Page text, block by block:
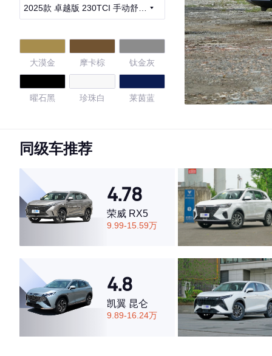
2025款 卓越版 230TCI 手动舒适
大漠金 摩卡棕 钛金灰
曜石黑 珍珠白 莱茵蓝
4.74
·外观表现一般，低于54%同级车
·空间表现较为优秀，优于75%同级车
同级车推荐
4.78
荣威 RX5
9.99-15.59万
4.8
凯翼 昆仑
9.89-16.24万